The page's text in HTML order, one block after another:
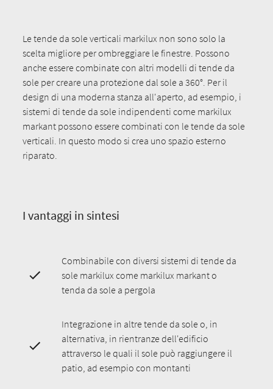
Le tende da sole verticali markilux non sono solo la
scelta migliore per ombreggiare le finestre. Possono
anche essere combinate con altri modelli di tende da
sole per creare una protezione dal sole a 360°. Per il
design di una moderna stanza all'aperto, ad esempio, i
sistemi di tende da sole indipendenti come markilux
markant possono essere combinati con le tende da sole
verticali. In questo modo si crea uno spazio esterno
riparato.
I vantaggi in sintesi
Combinabile con diversi sistemi di tende da
sole markilux come markilux markant o
tenda da sole a pergola
Integrazione in altre tende da sole o, in
alternativa, in rientranze dell'edificio
attraverso le quali il sole può raggiungere il
patio, ad esempio con montanti